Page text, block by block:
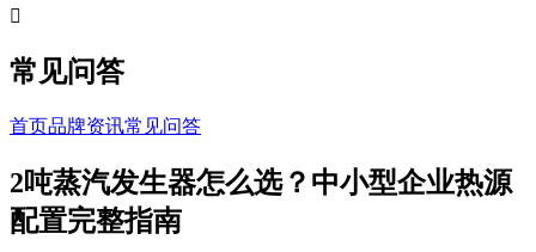

常见问答
首页品牌资讯常见问答
2吨蒸汽发生器怎么选？中小型企业热源
配置完整指南